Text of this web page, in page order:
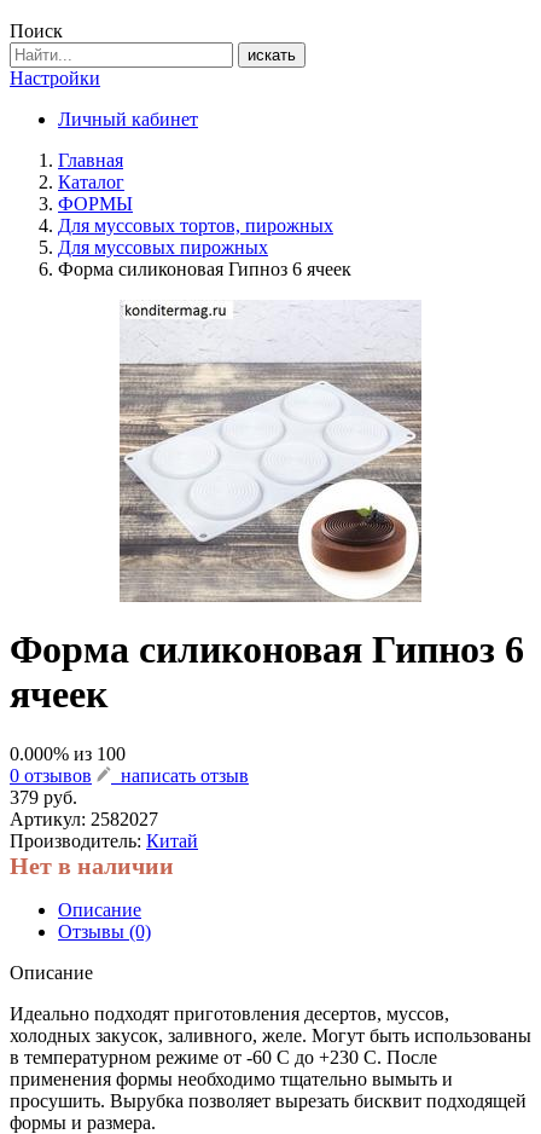
Поиск
искать
Настройки
Личный кабинет
Главная
Каталог
ФОРМЫ
Для муссовых тортов, пирожных
Для муссовых пирожных
Форма силиконовая Гипноз 6 ячеек
Форма силиконовая Гипноз 6
ячеек
0.000% из 100
0 отзывов
написать отзыв
379 руб.
Артикул: 2582027
Производитель: Китай
Нет в наличии
Описание
Отзывы (0)
Описание
Идеально подходят приготовления десертов, муссов,
холодных закусок, заливного, желе. Могут быть использованы
в температурном режиме от -60 С до +230 С. После
применения формы необходимо тщательно вымыть и
просушить. Вырубка позволяет вырезать бисквит подходящей
формы и размера.